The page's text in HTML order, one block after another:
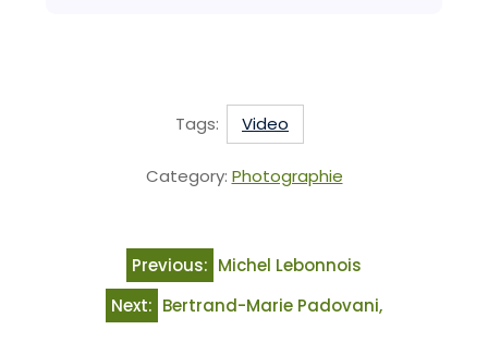
Tags: Video
Category: Photographie
Previous: Michel Lebonnois
Next: Bertrand-Marie Padovani,